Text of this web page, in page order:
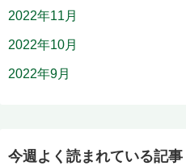
2022年11月
2022年10月
2022年9月
今週よく読まれている記事